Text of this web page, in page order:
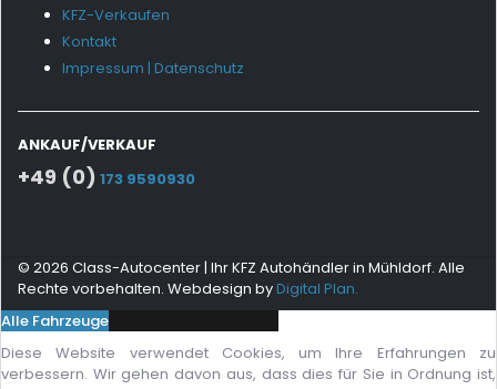
KFZ-Verkaufen
Kontakt
Impressum | Datenschutz
ANKAUF/VERKAUF
+49 (0) 173 9590930
© 2026 Class-Autocenter | Ihr KFZ Autohändler in Mühldorf. Alle
Rechte vorbehalten. Webdesign byDigital Plan.
Alle Fahrzeuge
Diese Website verwendet Cookies, um Ihre Erfahrungen zu
verbessern. Wir gehen davon aus, dass dies für Sie in Ordnung ist,